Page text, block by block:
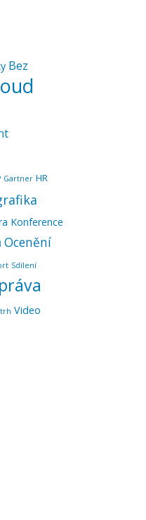
Bez
Gartner HR
Konference
Ocenění
Sdílení
Video